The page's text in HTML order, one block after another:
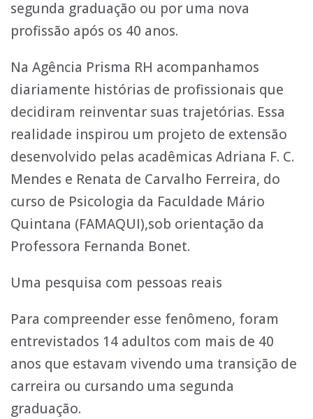
segunda graduação ou por uma nova
profissão após os 40 anos.
Na Agência Prisma RH acompanhamos
diariamente histórias de profissionais que
decidiram reinventar suas trajetórias. Essa
realidade inspirou um projeto de extensão
desenvolvido pelas acadêmicas Adriana F. C.
Mendes e Renata de Carvalho Ferreira, do
curso de Psicologia da Faculdade Mário
Quintana (FAMAQUI),sob orientação da
Professora Fernanda Bonet.
Uma pesquisa com pessoas reais
Para compreender esse fenômeno, foram
entrevistados 14 adultos com mais de 40
anos que estavam vivendo uma transição de
carreira ou cursando uma segunda
graduação.